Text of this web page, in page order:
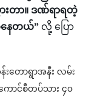
းတာ။ ဒဏ်ရာရတဲ့
ေတယ်” လို့ ပြော
တောရွာအနီး လမ်း
ာင်စီတပ်သား ၄၀